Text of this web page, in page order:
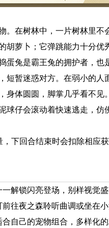
。在树林中，一片树林里
胡萝卜；它弹跳能力十分
蛋兔是霸王兔的拥护者，
短暂迷惑对方。在弱小的
身体圆圆，脚掌几乎看不
球仔会滚动着快速逃走，仿
下回合结束时会扣除相应
解锁闪亮登场，别样视觉盛
往夜之森聆听曲调或坐在
自己的宠物组合，多样化的